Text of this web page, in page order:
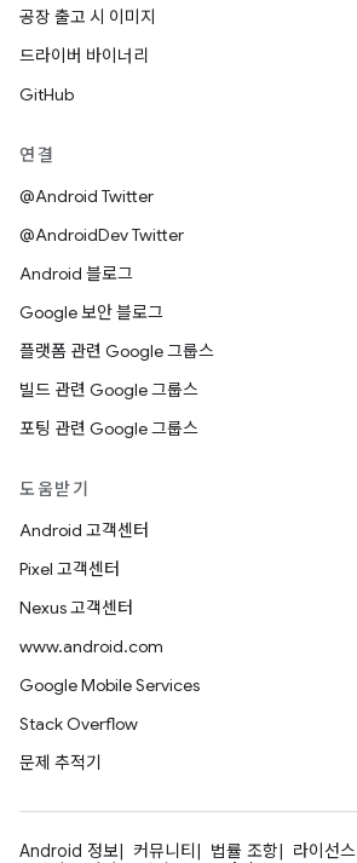
공장 출고 시 이미지
드라이버 바이너리
GitHub
연결
@Android Twitter
@AndroidDev Twitter
Android 블로그
Google 보안 블로그
플랫폼 관련 Google 그룹스
빌드 관련 Google 그룹스
포팅 관련 Google 그룹스
도움받기
Android 고객센터
Pixel 고객센터
Nexus 고객센터
www.android.com
Google Mobile Services
Stack Overflow
문제 추적기
Android 정보 커뮤니티 법률 조항 라이선스